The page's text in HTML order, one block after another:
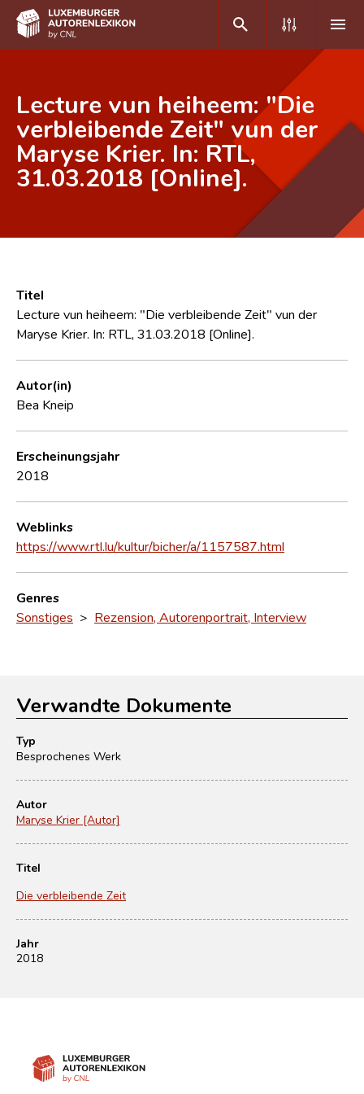
DE FR
Home
Autor(inn)en A-Z
Forschungsgruppe
Kontakt
Lecture vun heiheem: "Die
verbleibende Zeit" vun der
Maryse Krier. In: RTL,
31.03.2018 [Online].
Titel
Lecture vun heiheem: "Die verbleibende Zeit" vun der
Maryse Krier. In: RTL, 31.03.2018 [Online].
Autor(in)
Bea Kneip
Erscheinungsjahr
2018
Weblinks
https://www.rtl.lu/kultur/bicher/a/1157587.html
Genres
Sonstiges > Rezension, Autorenportrait, Interview
Verwandte Dokumente
Typ
Besprochenes Werk
Autor
Maryse Krier [Autor]
Titel
Die verbleibende Zeit
Jahr
2018